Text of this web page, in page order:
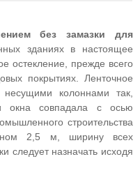
без замазки для
зданиях в настоящее
остекление, прежде всего
покрытиях. Ленточное
несущими колоннами так,
окна совпадала с осью
строительства
2,5 м, ширину всех
следует назначать исходя